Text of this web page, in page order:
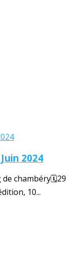
2024
de chambéry🗓️29
10...